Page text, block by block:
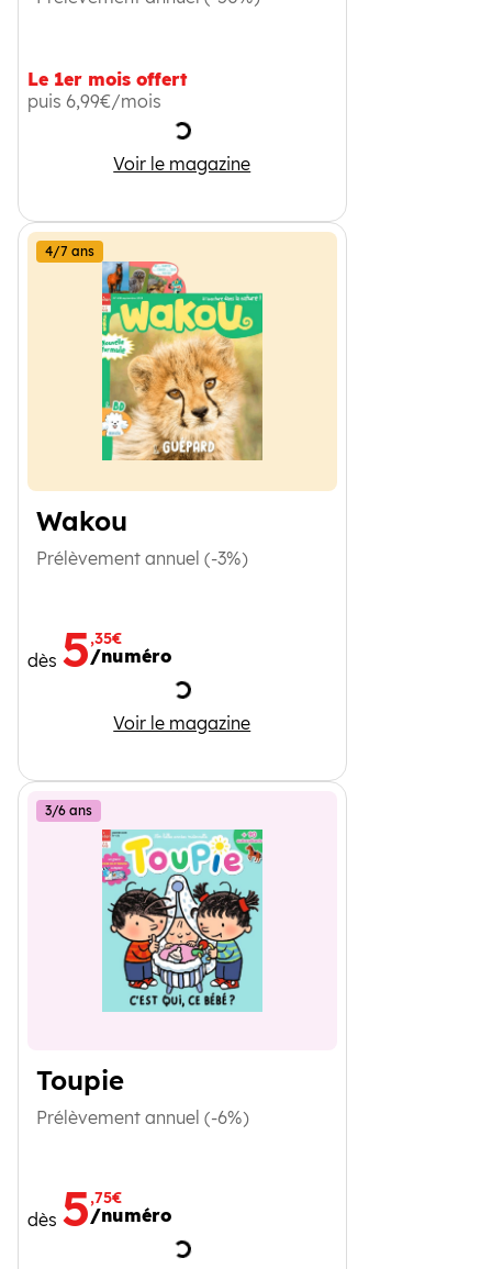
Le 1er mois offert
puis 6,99€/mois
Chargement
Voir le magazineMaternelle Montessori
Wakou
4/7 ans
Prélèvement annuel (-3%)
dès 5,35€
/numéro
Chargement
Voir le magazine
Wakou
Toupie
3/6 ans
Prélèvement annuel (-6%)
dès 5,75€
/numéro
Chargement